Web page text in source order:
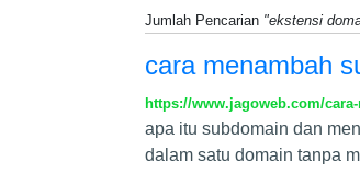
Jumlah Pencarian "ekstensi
cara menambah
https://www.jagoweb.com/
apa itu subdomain dan
dalam satu domain tanpa